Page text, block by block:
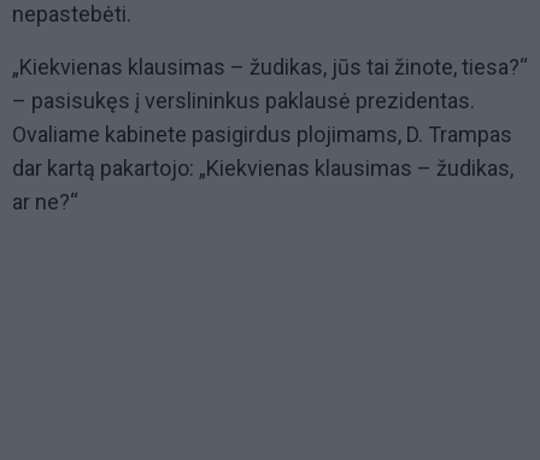
nepastebėti.
„Kiekvienas klausimas – žudikas, jūs tai žinote, tiesa?“
– pasisukęs į verslininkus paklausė prezidentas.
Ovaliame kabinete pasigirdus plojimams, D. Trampas
dar kartą pakartojo: „Kiekvienas klausimas – žudikas,
ar ne?“